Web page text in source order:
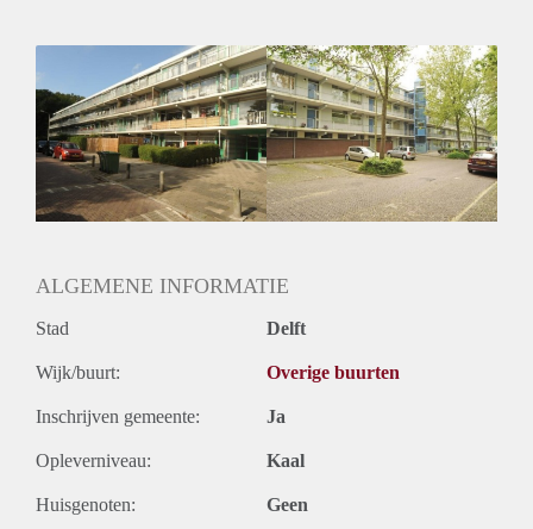
Mogelijk
Inkomen eis
N.V.T.
Huurtermijn
Onbepaalde termijn
Oplevering
ALGEMENE INFORMATIE
Stad Delft
Wijk/buurt: Overige buurten
Inschrijven gemeente: Ja
Opleverniveau: Kaal
Huisgenoten: Geen